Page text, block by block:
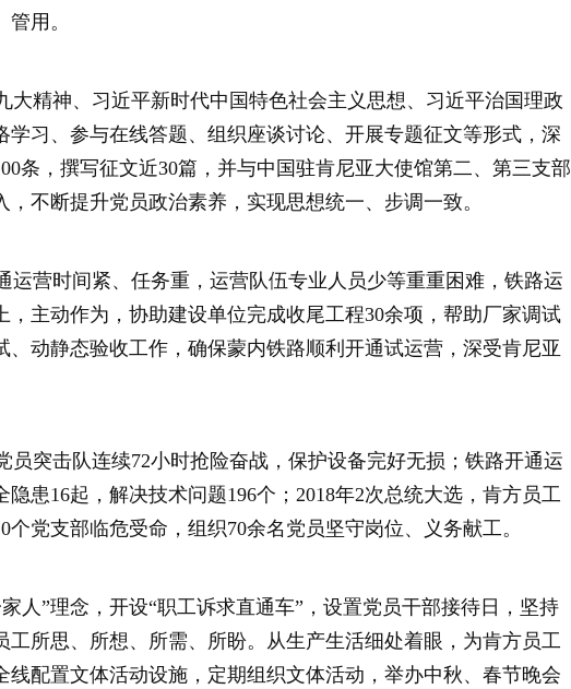
用。
精神、习近平新时代中国特色社会主义思想、习近平治国理政
习、参与在线答题、组织座谈讨论、开展专题征文等形式，深
条，撰写征文近30篇，并与中国驻肯尼亚大使馆第二、第三支部
不断提升党员政治素养，实现思想统一、步调一致。
运营时间紧、任务重，运营队伍专业人员少等重重困难，铁路运
主动作为，协助建设单位完成收尾工程30余项，帮助厂家调试
、动静态验收工作，确保蒙内铁路顺利开通试运营，深受肯尼亚
员突击队连续72小时抢险奋战，保护设备完好无损；铁路开通运
隐患16起，解决技术问题196个； 2018年2次总统大选，肯方员工
个党支部临危受命，组织70余名党员坚守岗位、义务献工。
人”理念，开设“职工诉求直通车”，设置党员干部接待日，坚持
所思、所想、所需、所盼。从生产生活细处着眼，为肯方员工
线配置文体活动设施，定期组织文体活动，举办中秋、春节晚会